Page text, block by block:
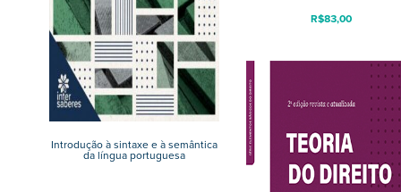
R$83,00
Introdução à sintaxe e à semântica
da língua portuguesa